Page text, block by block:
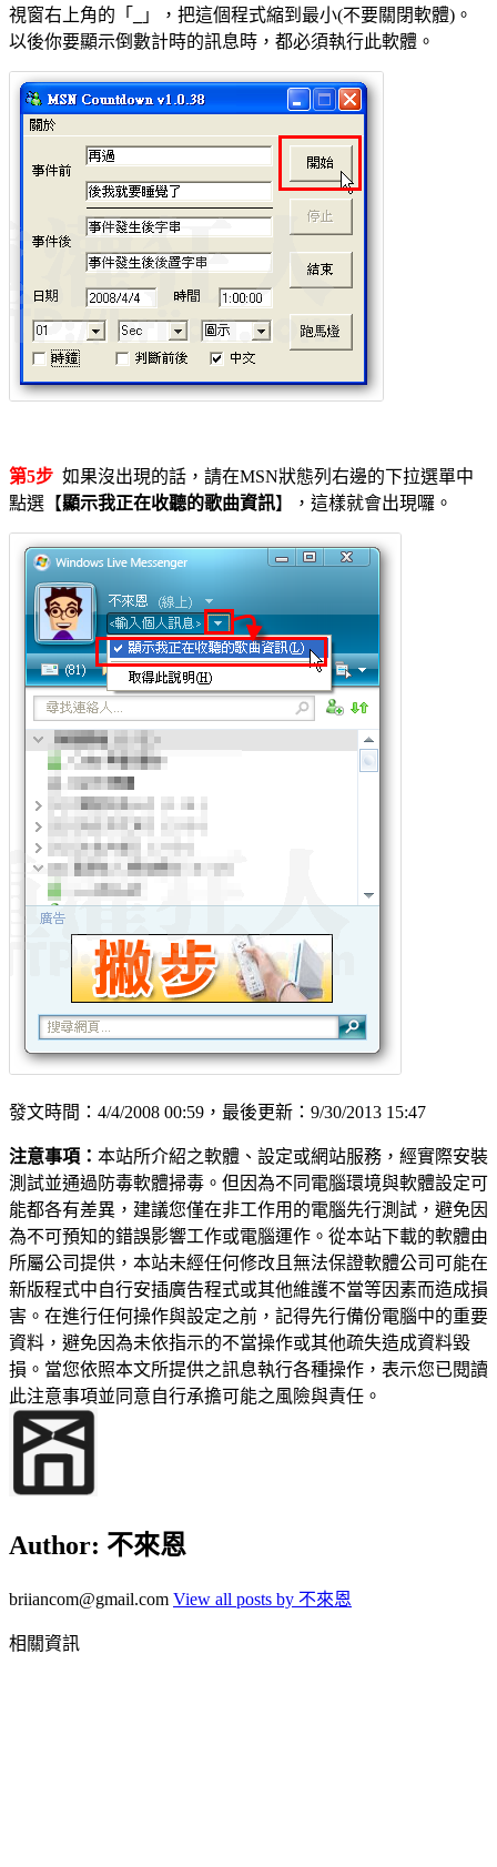
視窗右上角的「
」，把這個程式縮到最小(不要關閉軟體)。
以後你要顯示倒數計時的訊息時，都必須執行此軟體。
第5步 如果沒出現的話，請在MSN狀態列右邊的下拉選單中
點選【顯示我正在收聽的歌曲資訊】，這樣就會出現囉。
發文時間：4/4/2008 00:59，最後更新：9/30/2013 15:47
注意事項： 本站所介紹之軟體、設定或網站服務，經實際安裝
測試並通過防毒軟體掃毒。但因為不同電腦環境與軟體設定可
能都各有差異，建議您僅在非工作用的電腦先行測試，避免因
為不可預知的錯誤影響工作或電腦運作。從本站下載的軟體由
所屬公司提供，本站未經任何修改且無法保證軟體公司可能在
新版程式中自行安插廣告程式或其他維護不當等因素而造成損
害。在進行任何操作與設定之前，記得先行備份電腦中的重要
資料，避免因為未依指示的不當操作或其他疏失造成資料毀
損。當您依照本文所提供之訊息執行各種操作，表示您已閱讀
此注意事項並同意自行承擔可能之風險與責任。
Author: 不來恩
briiancom@gmail.com View all posts by 不來恩
相關資訊